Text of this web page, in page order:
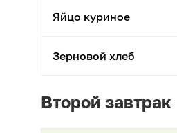
Яйцо куриное
Зерновой хлеб
Второй завтрак